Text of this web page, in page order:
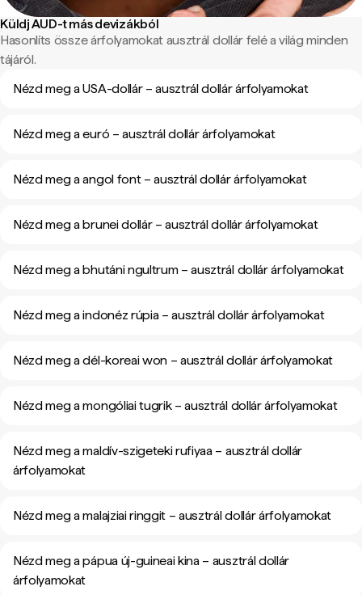
Küldj AUD-t más devizákból
Hasonlíts össze árfolyamokat ausztrál dollár felé a világ minden
tájáról.
Nézd meg a USA-dollár – ausztrál dollár árfolyamokat
Nézd meg a euró – ausztrál dollár árfolyamokat
Nézd meg a angol font – ausztrál dollár árfolyamokat
Nézd meg a brunei dollár – ausztrál dollár árfolyamokat
Nézd meg a bhutáni ngultrum – ausztrál dollár árfolyamokat
Nézd meg a indonéz rúpia – ausztrál dollár árfolyamokat
Nézd meg a dél-koreai won – ausztrál dollár árfolyamokat
Nézd meg a mongóliai tugrik – ausztrál dollár árfolyamokat
Nézd meg a maldív-szigeteki rufiyaa – ausztrál dollár
árfolyamokat
Nézd meg a malajziai ringgit – ausztrál dollár árfolyamokat
Nézd meg a pápua új-guineai kina – ausztrál dollár
árfolyamokat